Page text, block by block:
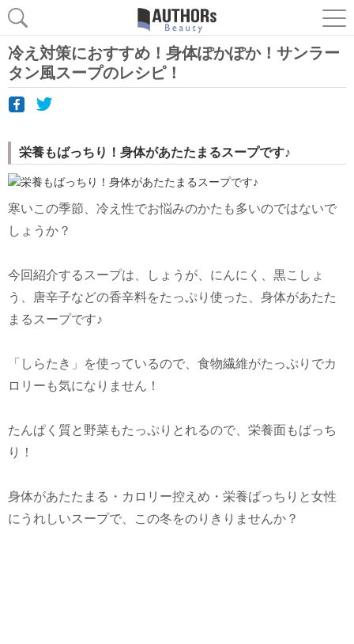
冷え対策におすすめ！身体ぽかぽか！サンラー
タン風スープのレシピ！
栄養もばっちり！身体があたたまるスープです♪
寒いこの季節、冷え性でお悩みのかたも多いのではないで
しょうか？
今回紹介するスープは、しょうが、にんにく、黒こしょ
う、唐辛子などの香辛料をたっぷり使った、身体があたた
まるスープです♪
「しらたき」を使っているので、食物繊維がたっぷりでカ
ロリーも気になりません！
たんぱく質と野菜もたっぷりとれるので、栄養面もばっち
り！
身体があたたまる・カロリー控えめ・栄養ばっちりと女性
にうれしいスープで、この冬をのりきりませんか？